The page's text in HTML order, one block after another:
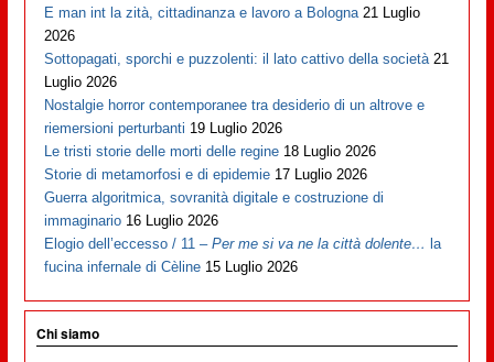
E man int la zità, cittadinanza e lavoro a Bologna 21 Luglio
2026
Sottopagati, sporchi e puzzolenti: il lato cattivo della società 21
Luglio 2026
Nostalgie horror contemporanee tra desiderio di un altrove e
riemersioni perturbanti 19 Luglio 2026
Le tristi storie delle morti delle regine 18 Luglio 2026
Storie di metamorfosi e di epidemie 17 Luglio 2026
Guerra algoritmica, sovranità digitale e costruzione di
immaginario 16 Luglio 2026
Elogio dell’eccesso / 11 –Per me si va ne la città dolente… la
fucina infernale di Cèline 15 Luglio 2026
Chi siamo